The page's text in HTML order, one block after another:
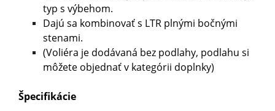
typ s výbehom.
Dajú sa kombinovať s LTR plnými bočnými
stenami.
(Voliéra je dodávaná bez podlahy, podlahu si
môžete objednať v kategórii doplnky)
Špecifikácie